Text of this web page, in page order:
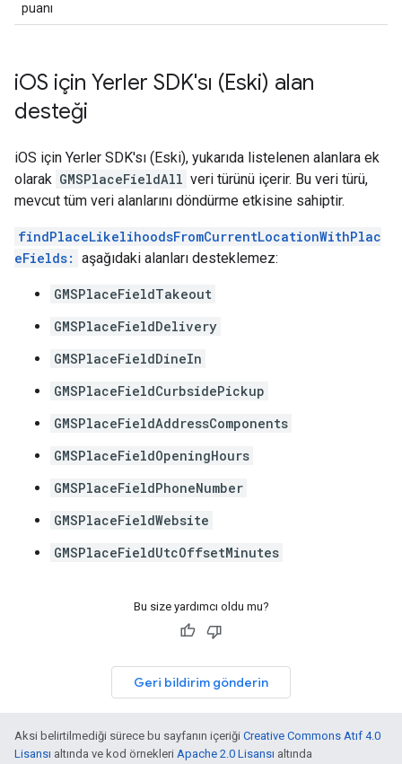
puanı
iOS için Yerler SDK'sı (Eski) alan
desteği
iOS için Yerler SDK'sı (Eski), yukarıda listelenen alanlara ek
olarak GMSPlaceFieldAll veri türünü içerir. Bu veri türü,
mevcut tüm veri alanlarını döndürme etkisine sahiptir.
findPlaceLikelihoodsFromCurrentLocationWithPlac
eFields: aşağıdaki alanları desteklemez:
GMSPlaceFieldTakeout
GMSPlaceFieldDelivery
GMSPlaceFieldDineIn
GMSPlaceFieldCurbsidePickup
GMSPlaceFieldAddressComponents
GMSPlaceFieldOpeningHours
GMSPlaceFieldPhoneNumber
GMSPlaceFieldWebsite
GMSPlaceFieldUtcOffsetMinutes
Bu size yardımcı oldu mu?
Geri bildirim gönderin
Aksi belirtilmediği sürece bu sayfanın içeriği Creative Commons Atıf 4.0
Lisansı altında ve kod örnekleri Apache 2.0 Lisansı altında